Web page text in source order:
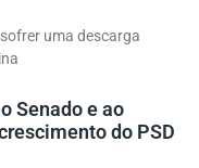
uma descarga
Senado e ao
do PSD